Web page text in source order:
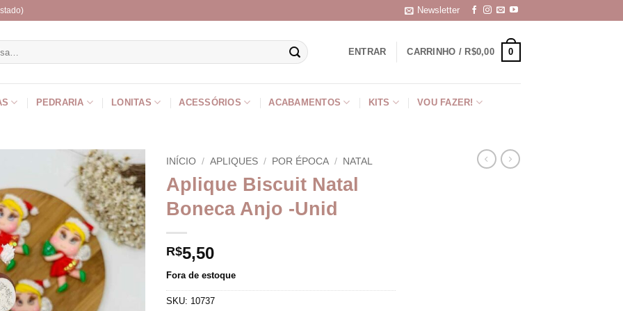
Newsletter
ENTRAR CARRINHO / R$0,00 0
PEDRARIA LONITAS ACESSÓRIOS ACABAMENTOS KITS VOU FAZER!
INÍCIO / APLIQUES / POR ÉPOCA / NATAL
Aplique Biscuit Natal
Boneca Anjo -Unid
R$5,50
Fora de estoque
SKU: 10737